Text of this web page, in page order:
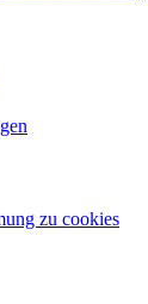
zu cookies